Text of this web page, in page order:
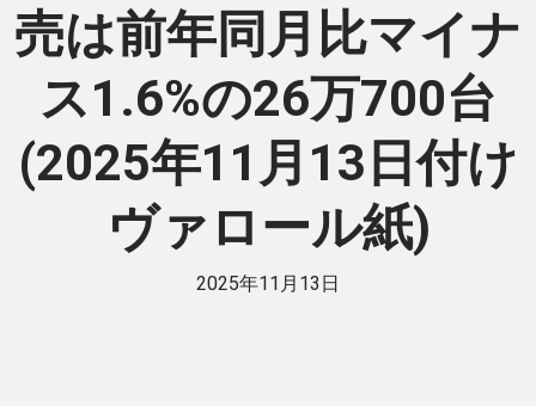
売は前年同月比マイナ
ス1.6%の26万700台
(2025年11月13日付け
ヴァロール紙)
2025年11月13日